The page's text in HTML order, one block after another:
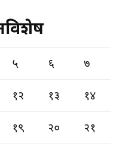
५ ६ ७
१२ १३ १४
१९ २० २१